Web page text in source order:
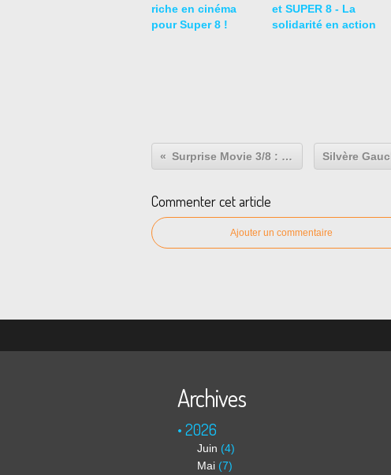
riche en cinéma
pour Super 8 !
et SUPER 8 - La
solidarité en action
Surprise Movie 3/8 : les indices !
Commenter cet article
Ajouter un commentaire
Archives
2026
Juin (4)
Mai (7)